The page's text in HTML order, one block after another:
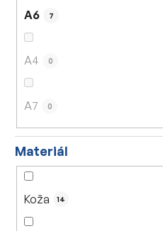
A6 7
A4 0
A7 0
Materiál
Koža 14